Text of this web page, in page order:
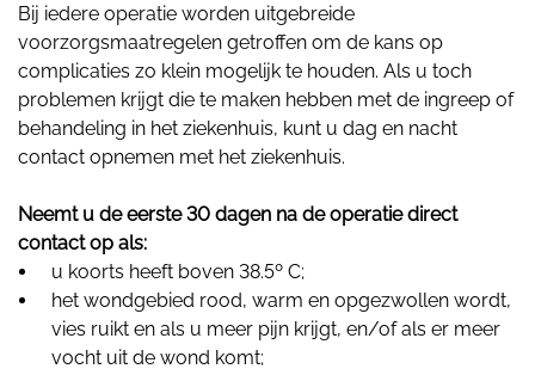
Bij iedere operatie worden uitgebreide
voorzorgsmaatregelen getroffen om de kans op
complicaties zo klein mogelijk te houden. Als u toch
problemen krijgt die te maken hebben met de ingreep of
behandeling in het ziekenhuis, kunt u dag en nacht
contact opnemen met het ziekenhuis.
Neemt u de eerste 30 dagen na de operatie direct
contact op als:
u koorts heeft boven 38.5º C;
het wondgebied rood, warm en opgezwollen wordt,
vies ruikt en als u meer pijn krijgt, en/of als er meer
vocht uit de wond komt;